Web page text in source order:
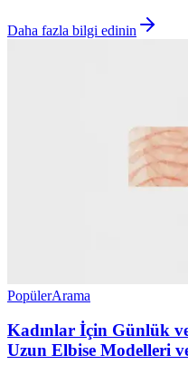
Daha fazla bilgi edinin
PopülerArama
Kadınlar İçin Günlük
Uzun Elbise Modelleri